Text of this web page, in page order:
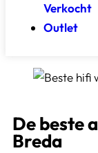
Verkocht
Outlet
De beste
Breda